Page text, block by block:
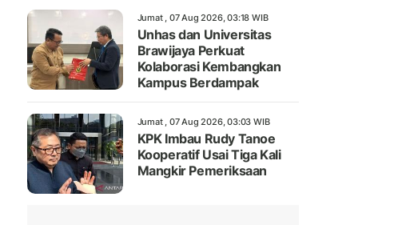
Jumat , 07 Aug 2026, 03:18 WIB
Unhas dan Universitas
Brawijaya Perkuat
Kolaborasi Kembangkan
Kampus Berdampak
Jumat , 07 Aug 2026, 03:03 WIB
KPK Imbau Rudy Tanoe
Kooperatif Usai Tiga Kali
Mangkir Pemeriksaan